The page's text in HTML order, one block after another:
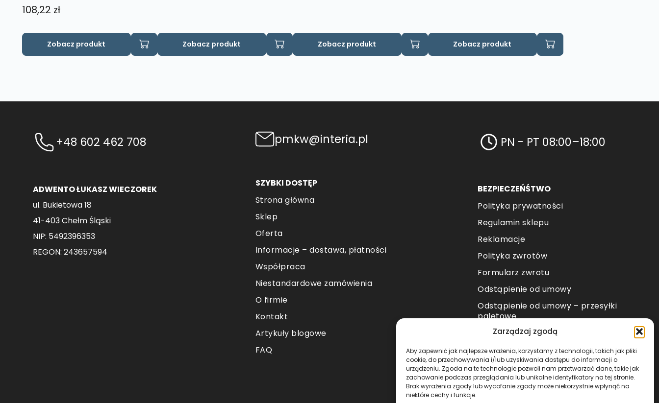
Zarządzaj zgodą
Aby zapewnić jak najlepsze wrażenia, korzystamy z technologii, takich jak pliki
cookie, do przechowywania i/lub uzyskiwania dostępu do informacji o
urządzeniu. Zgoda na te technologie pozwoli nam przetwarzać dane, takie jak
zachowanie podczas przeglądania lub unikalne identyfikatory na tej stronie.
Brak wyrażenia zgody lub wycofanie zgody może niekorzystnie wpłynąć na
niektóre cechy i funkcje.
108,22 zł
Zobacz produkt Zobacz produkt Zobacz produkt Zobacz produkt
+48 602 462 708
ADWENTO ŁUKASZ WIECZOREK
ul. Bukietowa 18
41-403 Chełm Śląski
NIP: 5492396353
REGON: 243657594
pmkw@interia.pl
SZYBKI DOSTĘP
Strona główna
Sklep
Oferta
Informacje – dostawa, płatności
Współpraca
Niestandardowe zamówienia
O firmie
Kontakt
Artykuły blogowe
FAQ
PN - PT 08:00–18:00
BEZPIECZEŃŚTWO
Polityka prywatności
Regulamin sklepu
Reklamacje
Polityka zwrotów
Formularz zwrotu
Odstąpienie od umowy
Odstąpienie od umowy – przesyłki
paletowe
METODY PŁATNOŚCI